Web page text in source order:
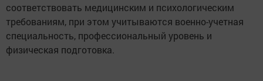
соответствовать медицинским и психологическим
требованиям, при этом учитываются военно-учетная
специальность, профессиональный уровень и
физическая подготовка.